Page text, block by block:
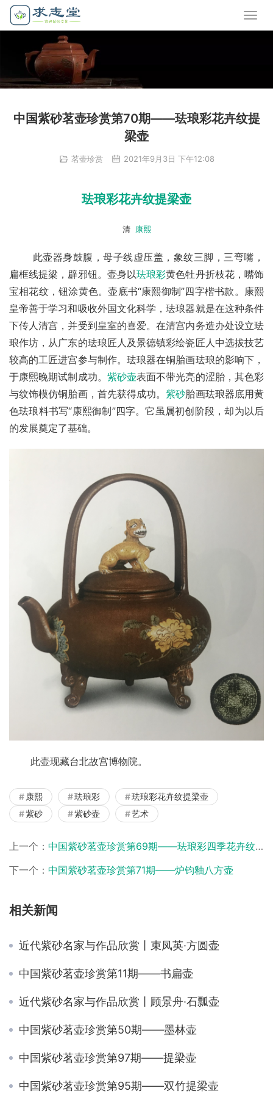
中国紫砂茗壶珍赏第70期——珐琅彩花卉纹提
梁壶
茗壶珍赏 2021年9月3日 下午12:08
珐琅彩花卉纹提梁壶
清 康熙
扁框线提梁，辟邪钮。壶身以珐琅彩黄色牡丹折枝花，嘴饰
宝相花纹，钮涂黄色。壶底书“康熙御制”四字楷书款。康熙
皇帝善于学习和吸收外国文化科学，珐琅器就是在这种条件
下传人清宫，并受到皇室的喜爱。在清宫内务造办处设立珐
琅作坊，从广东的珐琅匠人及景德镇彩绘瓷匠人中选拔技艺
较高的工匠进宫参与制作。珐琅器在铜胎画珐琅的影响下，
于康熙晚期试制成功。 紫砂壶表面不带光亮的涩胎，其色彩
与纹饰模仿铜胎画，首先获得成功。紫砂胎画珐琅器底用黄
色珐琅料书写“康熙御制”四字。它虽属初创阶段，却为以后
的发展奠定了基础。
       此壶现藏台北故宫博物院。
康熙 珐琅彩
珐琅彩花卉纹提梁壶
紫砂
紫砂壶 艺术
上一个： 中国紫砂茗壶珍赏第69期——珐琅彩四季花卉纹壶
下一个： 中国紫砂茗壶珍赏第71期——炉钧釉八方壶
相关新闻
近代紫砂名家与作品欣赏丨束凤英·方圆壶
中国紫砂茗壶珍赏第11期——书扁壶
近代紫砂名家与作品欣赏丨顾景舟·石瓢壶
中国紫砂茗壶珍赏第50期——墨林壶
中国紫砂茗壶珍赏第97期——提梁壶
中国紫砂茗壶珍赏第95期——双竹提梁壶